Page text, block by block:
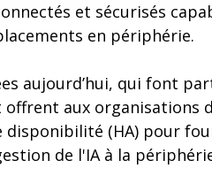
et sécurisés
en périphérie.
aujourd’hui, qui font
aux organisations
disponibilité (HA) pour
de l'IA à la